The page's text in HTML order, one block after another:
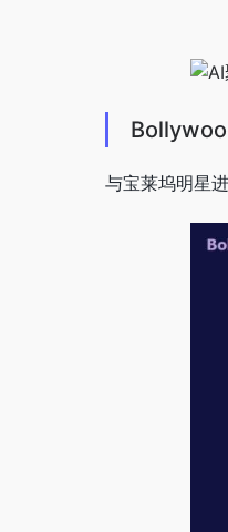
与宝莱坞明星